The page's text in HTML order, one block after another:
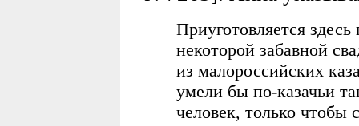
Приуготовляется
некоторой забавной
из малороссийских
умели бы по-казачьи
человек, только